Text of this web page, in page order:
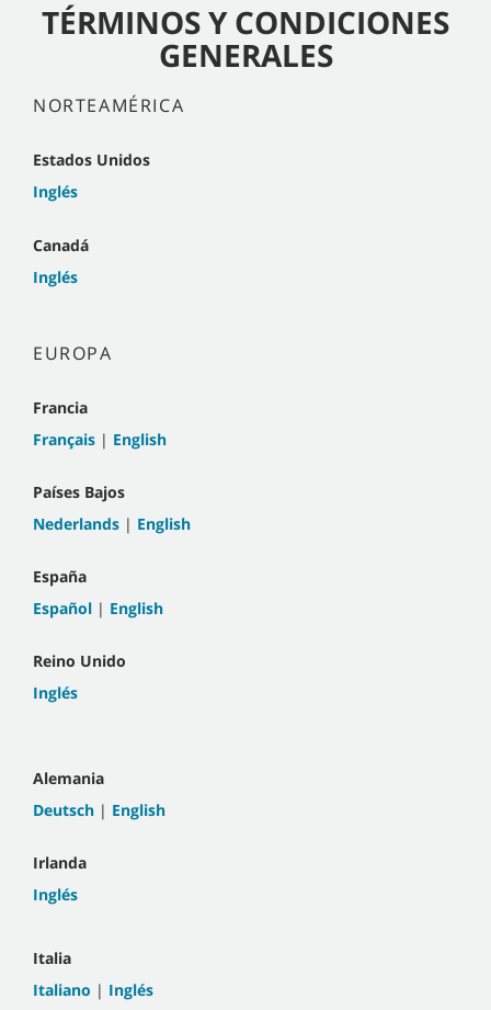
TÉRMINOS Y CONDICIONES
GENERALES
NORTEAMÉRICA
Estados Unidos
Inglés
Canadá
Inglés
EUROPA
Francia
Français | English
Países Bajos
Nederlands | English
España
Español | English
Reino Unido
Inglés
Alemania
Deutsch | English
Irlanda
Inglés
Italia
Italiano | Inglés